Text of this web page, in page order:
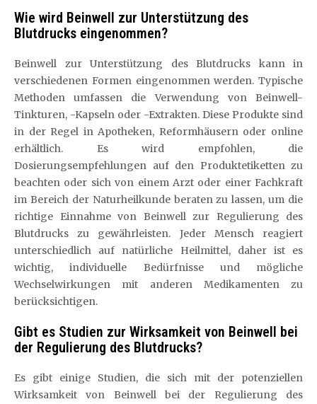
Wie wird Beinwell zur Unterstützung des
Blutdrucks eingenommen?
Beinwell zur Unterstützung des Blutdrucks kann in
verschiedenen Formen eingenommen werden. Typische
Methoden umfassen die Verwendung von Beinwell-
Tinkturen, -Kapseln oder -Extrakten. Diese Produkte sind
in der Regel in Apotheken, Reformhäusern oder online
erhältlich. Es wird empfohlen, die
Dosierungsempfehlungen auf den Produktetiketten zu
beachten oder sich von einem Arzt oder einer Fachkraft
im Bereich der Naturheilkunde beraten zu lassen, um die
richtige Einnahme von Beinwell zur Regulierung des
Blutdrucks zu gewährleisten. Jeder Mensch reagiert
unterschiedlich auf natürliche Heilmittel, daher ist es
wichtig, individuelle Bedürfnisse und mögliche
Wechselwirkungen mit anderen Medikamenten zu
berücksichtigen.
Gibt es Studien zur Wirksamkeit von Beinwell bei
der Regulierung des Blutdrucks?
Es gibt einige Studien, die sich mit der potenziellen
Wirksamkeit von Beinwell bei der Regulierung des